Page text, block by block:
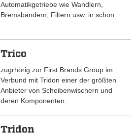
Automatikgetriebe wie Wandlern,
Bremsbändern, Filtern usw. in schon
Trico
zugrhörig zur First Brands Group im
Verbund mit Tridon einer der größten
Anbieter von Scheibenwischern und
deren Komponenten.
Tridon